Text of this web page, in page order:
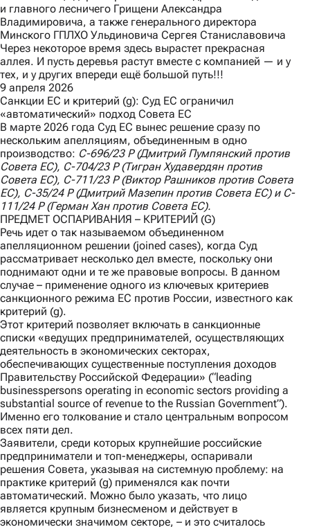
и главного лесничего Грищени Александра
Владимировича, а также генерального директора
Минского ГПЛХО Ульдиновича Сергея Станиславовича
Через некоторое время здесь вырастет прекрасная
аллея. И пусть деревья растут вместе с компанией — и у
тех, и у других впереди ещё большой путь!!!
9 апреля 2026
Санкции ЕС и критерий (g): Суд ЕС ограничил
«автоматический» подход Совета ЕС
В марте 2026 года Суд ЕС вынес решение сразу по
нескольким апелляциям, объединенным в одно
производство: C-696/23 P(Дмитрий Пумпянский против
Совета ЕС), C-704/23 P(Тигран Худавердян против
Совета ЕС), C-711/23 P(Виктор Рашников против Совета
ЕС), C-35/24 P(Дмитрий Мазепин против Совета ЕС) и C-
111/24 P(Герман Хан против Совета ЕС).
ПРЕДМЕТ ОСПАРИВАНИЯ – КРИТЕРИЙ (G)
Речь идет о так называемом объединенном
апелляционном решении (joined cases), когда Суд
рассматривает несколько дел вместе, поскольку они
поднимают одни и те же правовые вопросы. В данном
случае – применение одного из ключевых критериев
санкционного режима ЕС против России, известного как
критерий (g).
Этот критерий позволяет включать в санкционные
списки «ведущих предпринимателей, осуществляющих
деятельность в экономических секторах,
обеспечивающих существенные поступления доходов
Правительству Российской Федерации» (“leading
businesspersons operating in economic sectors providing a
substantial source of revenue to the Russian Government”).
Именно его толкование и стало центральным вопросом
всех пяти дел.
Заявители, среди которых крупнейшие российские
предприниматели и топ-менеджеры, оспаривали
решения Совета, указывая на системную проблему: на
практике критерий (g) применялся как почти
автоматический. Можно было указать, что лицо
является крупным бизнесменом и действует в
экономически значимом секторе, – и это считалось